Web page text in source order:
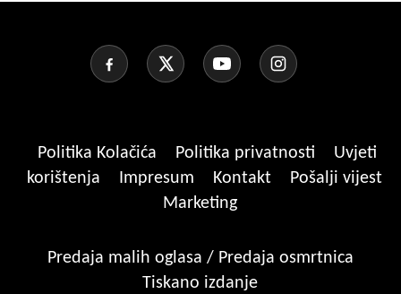
Politika Kolačića Politika privatnosti
Uvjeti
korištenja
Impresum Kontakt
Pošalji vijest
Marketing
Predaja malih oglasa / Predaja osmrtnica
Tiskano izdanje